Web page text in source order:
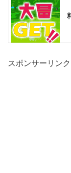
スポンサーリンク